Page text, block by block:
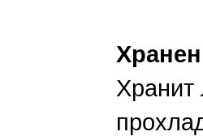
Хранит